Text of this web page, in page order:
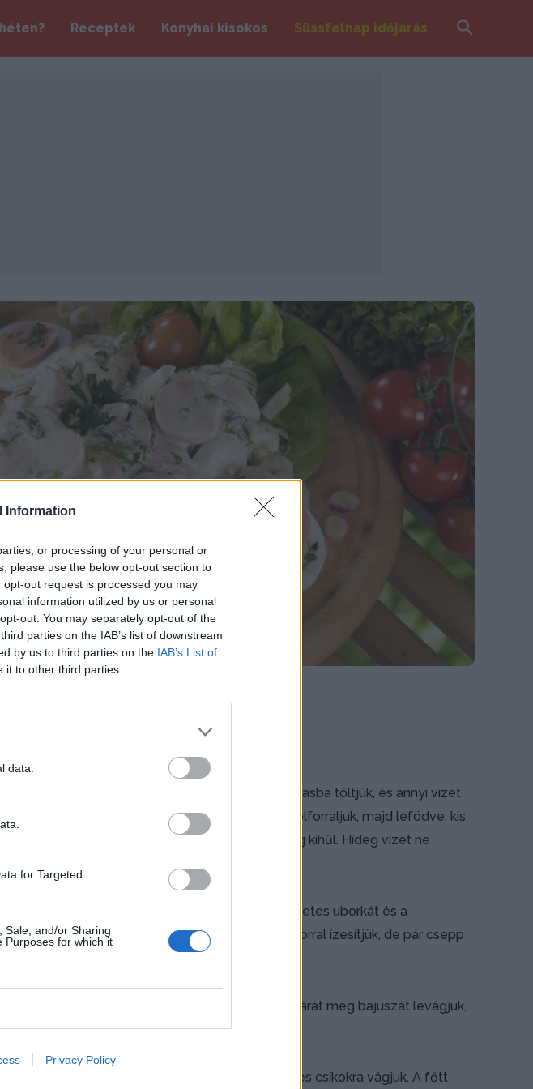
Information
or processing of your personal or
please use the below opt-out section to
out request is processed you may
information utilized by us or personal
out. You may separately opt-out of the
parties on the IAB’s list of downstream
by us to third parties on the IAB’s List of
it to other third parties.
data.
for Targeted
Sale, and/or Sharing
Purposes for which it
Privacy Policy
Receptek Konyhai kisokos Süssfelnap időjárás Search
folyó víz alatt jól megmossuk, majd lábasba töltjük, és annyi vizet
1 csapott kiskanál sóval ízesítjük, nagy lángon fölforraljuk, majd lefödve, kis
megfőzzük. Leszűrjük, és megvárjuk, amíg kihűl. Hideg vizet ne
a tejszínnel meg a tejföllel összekeverjük. Az ecetes uborkát és a
vágjuk, az előzőekbe dolgozzuk. Végül a borral ízesítjük, de pár csepp
meghámozzuk, karikákra szeljük. A póré zöld szárát meg bajuszát levágjuk,
gyűrűire szedjük.
megmossuk, lecsöpögtetjük, majd kisujjnyi széles csíkokra vágjuk. A főtt